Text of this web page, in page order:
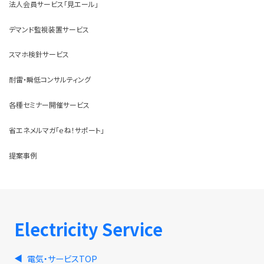
法人会員サービス「見エール」
デマンド監視装置サービス
スマホ検針サービス
耐雷・瞬低コンサルティング
各種セミナー開催サービス
省エネメルマガ「ｅね！サポート」
提案事例
Electricity Service
電気・サービスTOP